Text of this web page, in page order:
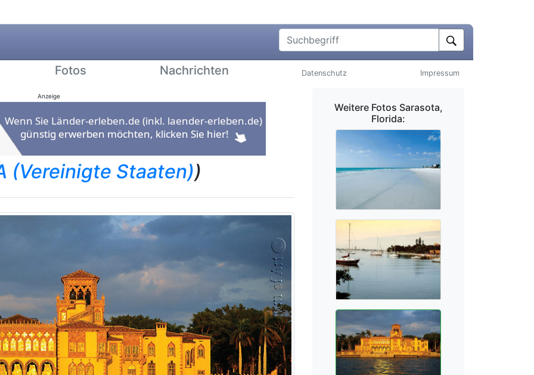
Suchbegriff
Fotos Nachrichten Datenschutz Impressum
Anzeige
(Vereinigte Staaten))
Weitere Fotos Sarasota,
Florida: